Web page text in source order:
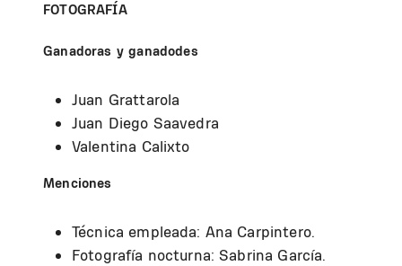
FOTOGRAFÍA
Ganadoras y ganadodes
Juan Grattarola
Juan Diego Saavedra
Valentina Calixto
Menciones
Técnica empleada: Ana Carpintero.
Fotografía nocturna: Sabrina García.